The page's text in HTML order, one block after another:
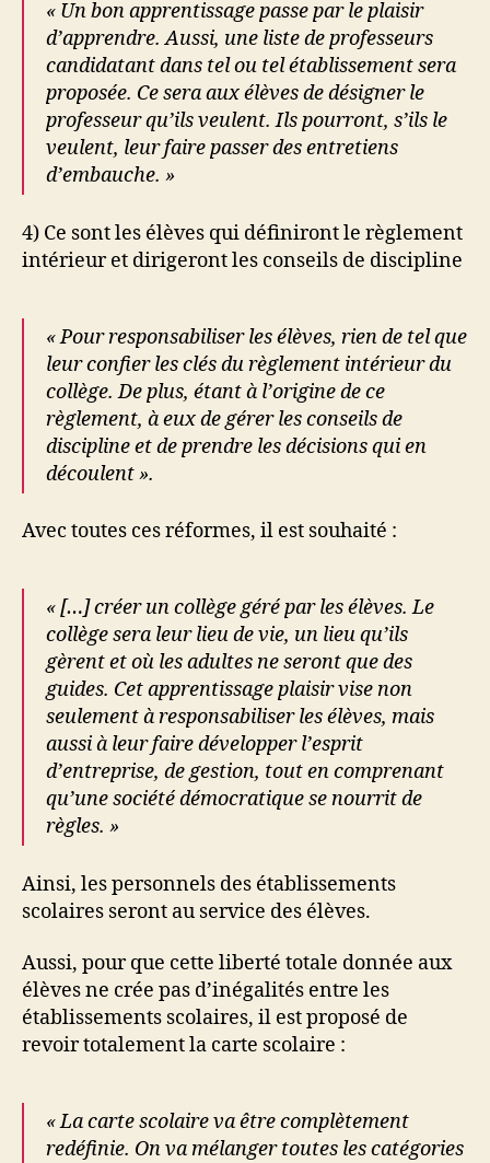
« Un bon apprentissage passe par le plaisir
d’apprendre. Aussi, une liste de professeurs
candidatant dans tel ou tel établissement sera
proposée. Ce sera aux élèves de désigner le
professeur qu’ils veulent. Ils pourront, s’ils le
veulent, leur faire passer des entretiens
d’embauche. »
4) Ce sont les élèves qui définiront le règlement
intérieur et dirigeront les conseils de discipline
« Pour responsabiliser les élèves, rien de tel que
leur confier les clés du règlement intérieur du
collège. De plus, étant à l’origine de ce
règlement, à eux de gérer les conseils de
discipline et de prendre les décisions qui en
découlent ».
Avec toutes ces réformes, il est souhaité :
« […] créer un collège géré par les élèves. Le
collège sera leur lieu de vie, un lieu qu’ils
gèrent et où les adultes ne seront que des
guides. Cet apprentissage plaisir vise non
seulement à responsabiliser les élèves, mais
aussi à leur faire développer l’esprit
d’entreprise, de gestion, tout en comprenant
qu’une société démocratique se nourrit de
règles. »
Ainsi, les personnels des établissements
scolaires seront au service des élèves.
Aussi, pour que cette liberté totale donnée aux
élèves ne crée pas d’inégalités entre les
établissements scolaires, il est proposé de
revoir totalement la carte scolaire :
« La carte scolaire va être complètement
redéfinie. On va mélanger toutes les catégories